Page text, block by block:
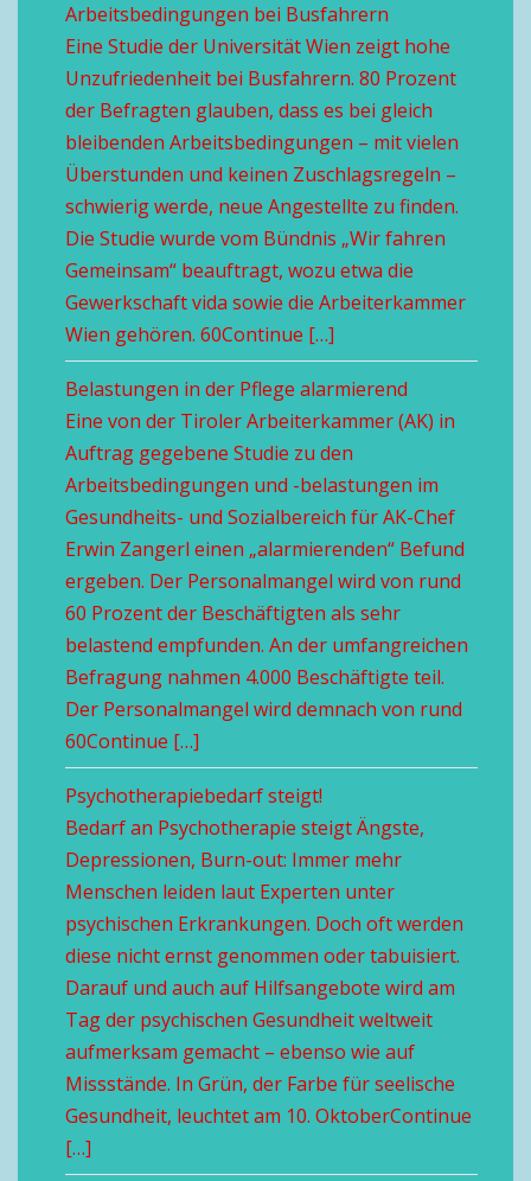
Arbeitsbedingungen bei Busfahrern
Eine Studie der Universität Wien zeigt hohe
Unzufriedenheit bei Busfahrern. 80 Prozent
der Befragten glauben, dass es bei gleich
bleibenden Arbeitsbedingungen – mit vielen
Überstunden und keinen Zuschlagsregeln –
schwierig werde, neue Angestellte zu finden.
Die Studie wurde vom Bündnis „Wir fahren
Gemeinsam“ beauftragt, wozu etwa die
Gewerkschaft vida sowie die Arbeiterkammer
Wien gehören. 60Continue […]
Belastungen in der Pflege alarmierend
Eine von der Tiroler Arbeiterkammer (AK) in
Auftrag gegebene Studie zu den
Arbeitsbedingungen und -belastungen im
Gesundheits- und Sozialbereich für AK-Chef
Erwin Zangerl einen „alarmierenden“ Befund
ergeben. Der Personalmangel wird von rund
60 Prozent der Beschäftigten als sehr
belastend empfunden. An der umfangreichen
Befragung nahmen 4.000 Beschäftigte teil.
Der Personalmangel wird demnach von rund
60Continue […]
Psychotherapiebedarf steigt!
Bedarf an Psychotherapie steigt Ängste,
Depressionen, Burn-out: Immer mehr
Menschen leiden laut Experten unter
psychischen Erkrankungen. Doch oft werden
diese nicht ernst genommen oder tabuisiert.
Darauf und auch auf Hilfsangebote wird am
Tag der psychischen Gesundheit weltweit
aufmerksam gemacht – ebenso wie auf
Missstände. In Grün, der Farbe für seelische
Gesundheit, leuchtet am 10. OktoberContinue
[…]